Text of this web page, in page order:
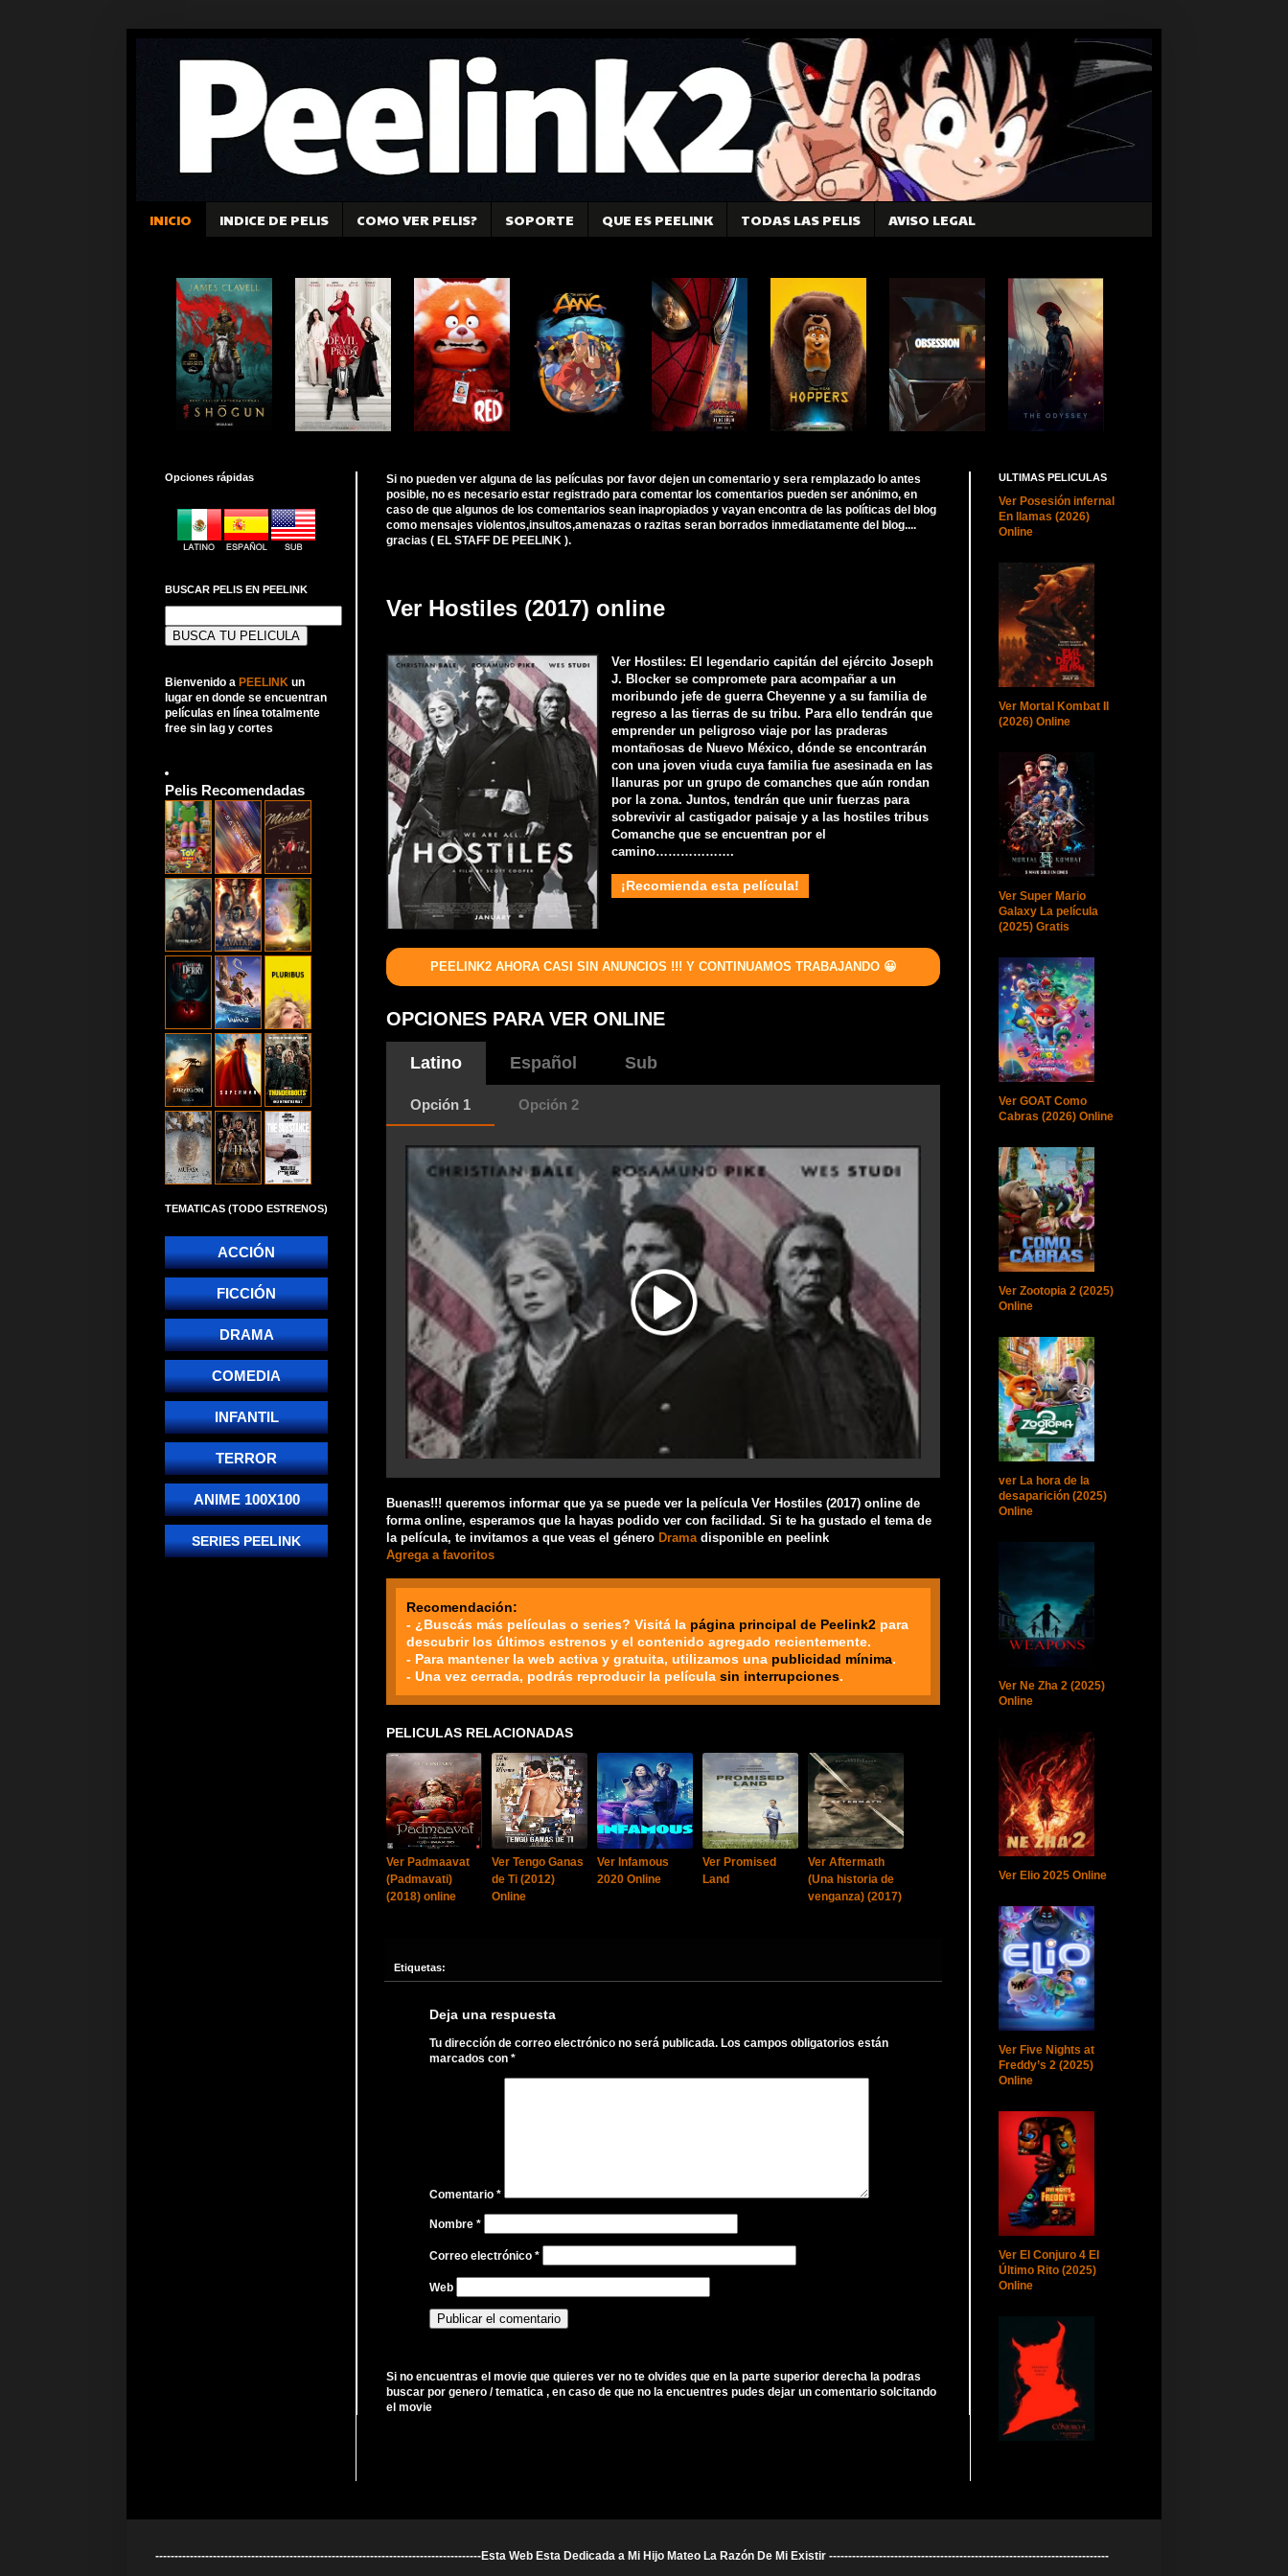
INICIO INDICE DE PELIS COMO VER PELIS? SOPORTE QUE ES PEELINK TODAS LAS PELIS AVISO LEGAL
Si no pueden ver alguna de las películas por favor dejen un comentario y sera remplazado lo antes
posible, no es necesario estar registrado para comentar los comentarios pueden ser anónimo, en
caso de que algunos de los comentarios sean inapropiados y vayan encontra de las políticas del blog
como mensajes violentos,insultos,amenazas o razitas seran borrados inmediatamente del blog....
gracias ( EL STAFF DE PEELINK ).
Ver Hostiles (2017) online
Ver Hostiles: El legendario capitán del ejército Joseph
J. Blocker se compromete para acompañar a un
moribundo jefe de guerra Cheyenne y a su familia de
regreso a las tierras de su tribu. Para ello tendrán que
emprender un peligroso viaje por las praderas
montañosas de Nuevo México, dónde se encontrarán
con una joven viuda cuya familia fue asesinada en las
llanuras por un grupo de comanches que aún rondan
por la zona. Juntos, tendrán que unir fuerzas para
sobrevivir al castigador paisaje y a las hostiles tribus
Comanche que se encuentran por el
camino……………….
¡Recomienda esta película!
PEELINK2 AHORA CASI SIN ANUNCIOS !!! Y CONTINUAMOS TRABAJANDO 😀
OPCIONES PARA VER ONLINE
Latino Español Sub
Opción 1 Opción 2
Buenas!!! queremos informar que ya se puede ver la película Ver Hostiles (2017) online de
forma online, esperamos que la hayas podido ver con facilidad. Si te ha gustado el tema de
la película, te invitamos a que veas el género Dramadisponible en peelink
Agrega a favoritos
Recomendación:
- ¿Buscás más películas o series? Visitá la página principal de Peelink2 para
descubrir los últimos estrenos y el contenido agregado recientemente.
- Para mantener la web activa y gratuita, utilizamos una publicidad mínima.
- Una vez cerrada, podrás reproducir la película sin interrupciones.
PELICULAS RELACIONADAS
Ver Padmaavat
(Padmavati)
(2018) online
Ver Tengo Ganas
de Ti (2012)
Online
Ver Infamous
2020 Online
Ver Promised
Land
Ver Aftermath
(Una historia de
venganza) (2017)
Etiquetas:
Deja una respuesta
Tu dirección de correo electrónico no será publicada. Los campos obligatorios están
marcados con *
Comentario *
Nombre *
Correo electrónico *
Web
Si no encuentras el movie que quieres ver no te olvides que en la parte superior derecha la podras
buscar por genero / tematica , en caso de que no la encuentres pudes dejar un comentario solcitando
el movie
Opciones rápidas
BUSCAR PELIS EN PEELINK
Bienvenido a PEELINK un
lugar en donde se encuentran
películas en línea totalmente
free sin lag y cortes
Pelis Recomendadas
TEMATICAS (TODO ESTRENOS)
ACCIÓN
FICCIÓN
DRAMA
COMEDIA
INFANTIL
TERROR
ANIME 100X100
SERIES PEELINK
ULTIMAS PELICULAS
Ver Posesión infernal
En llamas (2026)
Online
Ver Mortal Kombat II
(2026) Online
Ver Super Mario
Galaxy La película
(2025) Gratis
Ver GOAT Como
Cabras (2026) Online
Ver Zootopia 2 (2025)
Online
ver La hora de la
desaparición (2025)
Online
Ver Ne Zha 2 (2025)
Online
Ver Elio 2025 Online
Ver Five Nights at
Freddy’s 2 (2025)
Online
Ver El Conjuro 4 El
Último Rito (2025)
Online
-------------------------------------------------------------------------------------Esta Web Esta Dedicada a Mi Hijo Mateo La Razón De Mi Existir -------------------------------------------------------------------------